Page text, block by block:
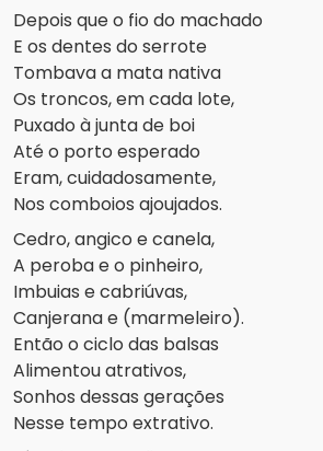
Depois que o fio do machado
E os dentes do serrote
Tombava a mata nativa
Os troncos, em cada lote,
Puxado à junta de boi
Até o porto esperado
Eram, cuidadosamente,
Nos comboios ajoujados.
Cedro, angico e canela,
A peroba e o pinheiro,
Imbuias e cabriúvas,
Canjerana e (marmeleiro).
Então o ciclo das balsas
Alimentou atrativos,
Sonhos dessas gerações
Nesse tempo extrativo.